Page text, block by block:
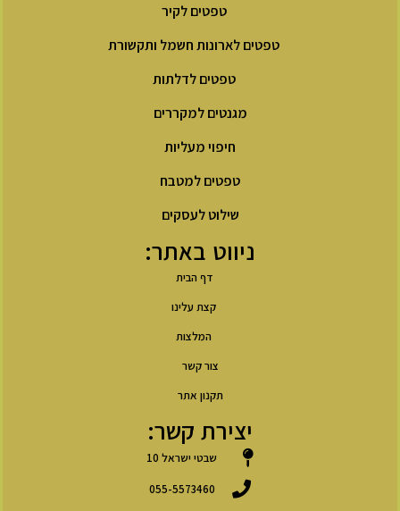
טפטים לקיר
טפטים לארונות חשמל ותקשורת
טפטים לדלתות
מגנטים למקררים
חיפוי מעליות
טפטים למטבח
שילוט לעסקים
ניווט באתר:
דף הבית
קצת עלינו
המלצות
צור קשר
תקנון אתר
יצירת קשר:
שבטי ישראל 10
055-5573460